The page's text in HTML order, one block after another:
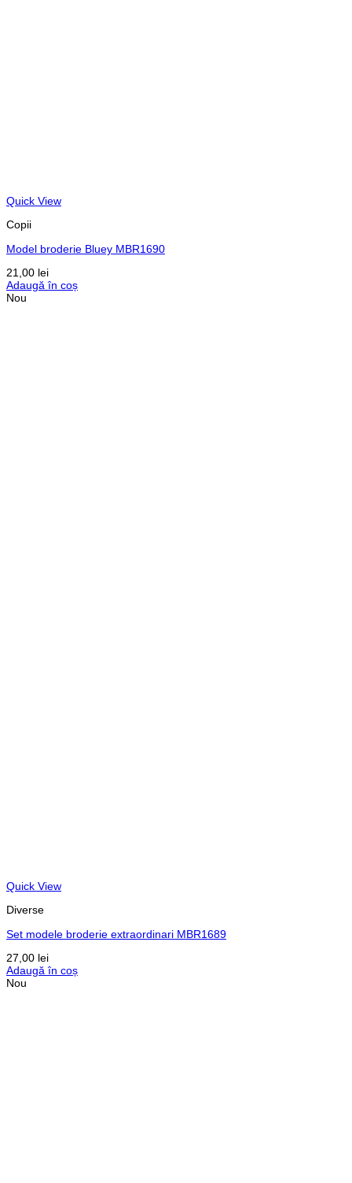
Quick View
Copii
Model broderie Bluey MBR1690
21,00 lei
Adaugă în coș
Nou
Quick View
Diverse
Set modele broderie extraordinari MBR1689
27,00 lei
Adaugă în coș
Nou